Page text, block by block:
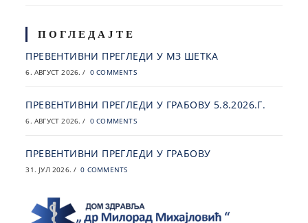
ПОГЛЕДАЈТЕ
ПРЕВЕНТИВНИ ПРЕГЛЕДИ У МЗ ШЕТКА
6. АВГУСТ 2026. / 0 COMMENTS
ПРЕВЕНТИВНИ ПРЕГЛЕДИ У ГРАБОВУ 5.8.2026.Г.
6. АВГУСТ 2026. / 0 COMMENTS
ПРЕВЕНТИВНИ ПРЕГЛЕДИ У ГРАБОВУ
31. ЈУЛ 2026. / 0 COMMENTS